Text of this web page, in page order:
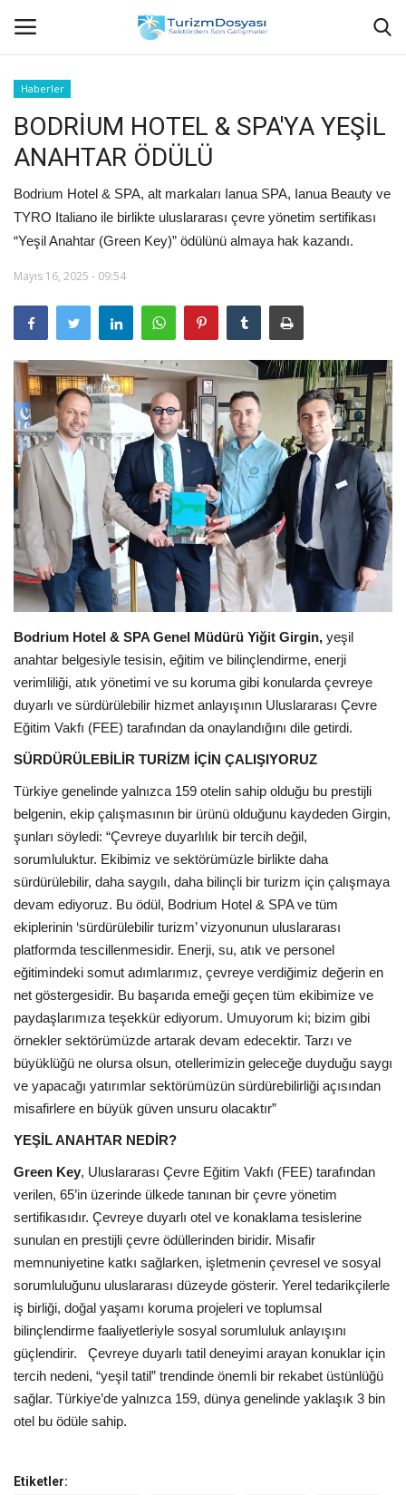
Anasayfa
Bize Ulaşın
Künye
KVKK Aydınlatma Metni
Görüntülü
Araştırma - İnceleme
Lezzet Durakları
Röportajlar
Gezi - Yorum
Sizlerden Gelenler
Yorumlar
Video Tanıtım
Köşe Yazarları
Galeri
Haberler
BODRİUM HOTEL & SPA'YA YEŞİL
ANAHTAR ÖDÜLÜ
Bodrium Hotel & SPA, alt markaları Ianua SPA, Ianua Beauty ve
TYRO Italiano ile birlikte uluslararası çevre yönetim sertifikası
“Yeşil Anahtar (Green Key)” ödülünü almaya hak kazandı.
Mayıs 16, 2025 - 09:54
Bodrium Hotel & SPA Genel Müdürü Yiğit Girgin, yeşil
anahtar belgesiyle tesisin, eğitim ve bilinçlendirme, enerji
verimliliği, atık yönetimi ve su koruma gibi konularda çevreye
duyarlı ve sürdürülebilir hizmet anlayışının Uluslararası Çevre
Eğitim Vakfı (FEE) tarafından da onaylandığını dile getirdi.
SÜRDÜRÜLEBİLİR TURİZM İÇİN ÇALIŞIYORUZ
Türkiye genelinde yalnızca 159 otelin sahip olduğu bu prestijli
belgenin, ekip çalışmasının bir ürünü olduğunu kaydeden Girgin,
şunları söyledi: “Çevreye duyarlılık bir tercih değil,
sorumluluktur. Ekibimiz ve sektörümüzle birlikte daha
sürdürülebilir, daha saygılı, daha bilinçli bir turizm için çalışmaya
devam ediyoruz. Bu ödül, Bodrium Hotel & SPA ve tüm
ekiplerinin ‘sürdürülebilir turizm’ vizyonunun uluslararası
platformda tescillenmesidir. Enerji, su, atık ve personel
eğitimindeki somut adımlarımız, çevreye verdiğimiz değerin en
net göstergesidir. Bu başarıda emeği geçen tüm ekibimize ve
paydaşlarımıza teşekkür ediyorum. Umuyorum ki; bizim gibi
örnekler sektörümüzde artarak devam edecektir. Tarzı ve
büyüklüğü ne olursa olsun, otellerimizin geleceğe duyduğu saygı
ve yapacağı yatırımlar sektörümüzün sürdürebilirliği açısından
misafirlere en büyük güven unsuru olacaktır”
YEŞİL ANAHTAR NEDİR?
Green Key, Uluslararası Çevre Eğitim Vakfı (FEE) tarafından
verilen, 65’in üzerinde ülkede tanınan bir çevre yönetim
sertifikasıdır. Çevreye duyarlı otel ve konaklama tesislerine
sunulan en prestijli çevre ödüllerinden biridir. Misafir
memnuniyetine katkı sağlarken, işletmenin çevresel ve sosyal
sorumluluğunu uluslararası düzeyde gösterir. Yerel tedarikçilerle
iş birliği, doğal yaşamı koruma projeleri ve toplumsal
bilinçlendirme faaliyetleriyle sosyal sorumluluk anlayışını
güçlendirir. Çevreye duyarlı tatil deneyimi arayan konuklar için
tercih nedeni, “yeşil tatil” trendinde önemli bir rekabet üstünlüğü
sağlar. Türkiye’de yalnızca 159, dünya genelinde yaklaşık 3 bin
otel bu ödüle sahip.
Etiketler: